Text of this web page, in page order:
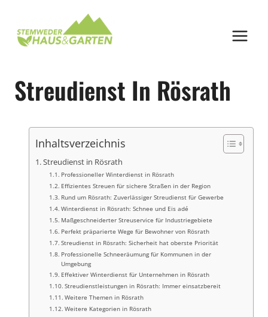
springen
Streudienst In Rösrath
Inhaltsverzeichnis
Streudienst in Rösrath
Professioneller Winterdienst in Rösrath
Effizientes Streuen für sichere Straßen in der Region
Rund um Rösrath: Zuverlässiger Streudienst für Gewerbe
Winterdienst in Rösrath: Schnee und Eis adé
Maßgeschneiderter Streuservice für Industriegebiete
Perfekt präparierte Wege für Bewohner von Rösrath
Streudienst in Rösrath: Sicherheit hat oberste Priorität
Professionelle Schneeräumung für Kommunen in der
Umgebung
Effektiver Winterdienst für Unternehmen in Rösrath
Streudienstleistungen in Rösrath: Immer einsatzbereit
Weitere Themen in Rösrath
Weitere Kategorien in Rösrath